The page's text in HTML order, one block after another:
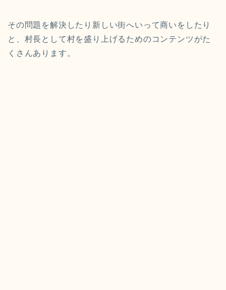
その問題を解決したり新しい街へいって商いをしたり
と、村長として村を盛り上げるためのコンテンツがた
くさんあります。